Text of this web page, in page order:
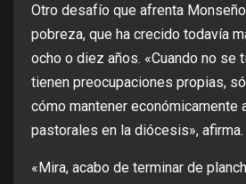
Otro desafío que afrenta
pobreza, que ha crecido todavía
ocho o diez años. «Cuando no se
tienen preocupaciones propias,
cómo mantener económicamente
pastorales en la diócesis», afirma.
«Mira, acabo de terminar de